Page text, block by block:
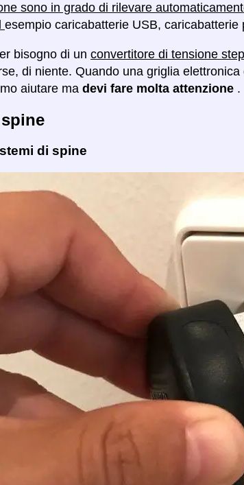
sono in grado di rilevare
esempio caricabatterie USB, caricabatterie
bisogno di un convertitore di tensione
di niente. Quando una griglia
aiutare ma devi fare molta attenzione .
di spine